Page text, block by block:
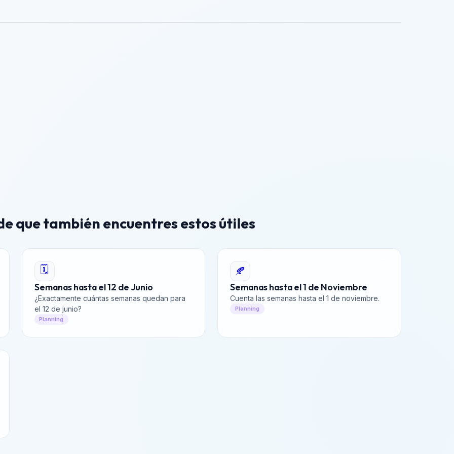
que también encuentres estos útiles
🗓️
Semanas hasta el 12 de Junio
¿Exactamente cuántas semanas quedan para
el 12 de junio?
Planning
🍂
Semanas hasta el 1 de Noviembre
Cuenta las semanas hasta el 1 de noviembre.
Planning